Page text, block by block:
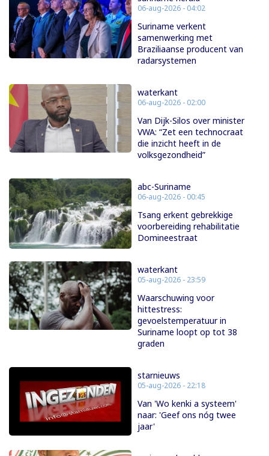
06-aug-2026 - 04:02
Suriname verkent
samenwerking met
Braziliaanse producent van
radarsystemen
waterkant
06-aug-2026 - 02:00
Van Dijk-Silos over minister
VWA: “Zet een technocraat
die inzicht heeft in de
volksgezondheid”
abc-Suriname
06-aug-2026 - 00:45
Tsang erkent gebrekkige
voorbereiding rehabilitatie
Domineestraat
waterkant
05-aug-2026 - 23:59
Waarschuwing voor
hittestress:
gevoelstemperatuur in
Suriname loopt op tot 38
graden
starnieuws
05-aug-2026 - 22:18
Van 'Wo kenki a systeem'
naar: 'Geef ons nóg twee
jaar'